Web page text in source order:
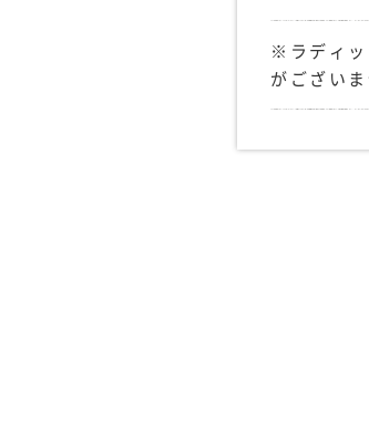
※ラディッ
がございま